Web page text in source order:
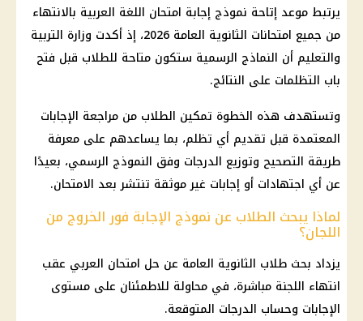
يرتبط موعد إتاحة نموذج إجابة امتحان اللغة العربية بالانتهاء
من جميع امتحانات الثانوية العامة 2026، إذ أكدت وزارة التربية
والتعليم أن النماذج الرسمية ستكون متاحة للطلاب قبل فتح
باب التظلمات على النتائج.
وتستهدف هذه الخطوة تمكين الطلاب من مراجعة الإجابات
المعتمدة قبل تقديم أي تظلم، بما يساعدهم على معرفة
طريقة التصحيح وتوزيع الدرجات وفق النموذج الرسمي، بعيدًا
عن أي اجتهادات أو إجابات غير موثقة تنتشر بعد الامتحان.
لماذا يبحث الطلاب عن نموذج الإجابة فور الخروج من
اللجان؟
يزداد بحث طلاب الثانوية العامة عن حل امتحان العربي عقب
انتهاء اللجنة مباشرة، في محاولة للاطمئنان على مستوى
الإجابات وحساب الدرجات المتوقعة.